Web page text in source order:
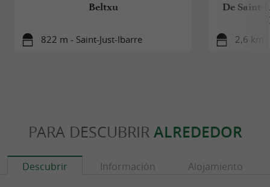
Beltxu
822 m - Saint-Just-Ibarre
De Saint-
2,6 km
PARA DESCUBRIR ALREDEDOR
Descubrir Información Alojamiento